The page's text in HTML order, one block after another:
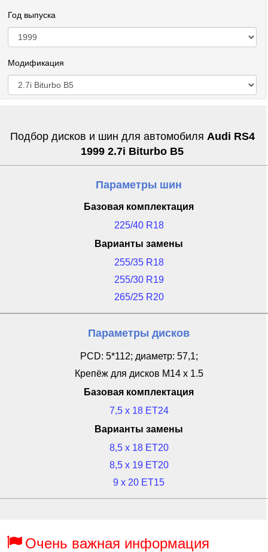
Год выпуска
Модификация
Подбор дисков и шин для автомобиля Audi RS4
1999 2.7i Biturbo B5
Параметры шин
Базовая комплектация
225/40 R18
Варианты замены
255/35 R18
255/30 R19
265/25 R20
Параметры дисков
PCD: 5*112; диаметр: 57,1;
Крепёж для дисков M14 x 1.5
Базовая комплектация
7,5 x 18 ET24
Варианты замены
8,5 x 18 ET20
8,5 x 19 ET20
9 x 20 ET15
Очень важная информация